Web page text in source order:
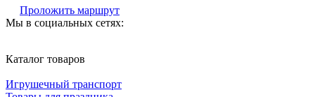
Проложить маршрут
Мы в социальных сетях:
Каталог товаров
Игрушечный транспорт